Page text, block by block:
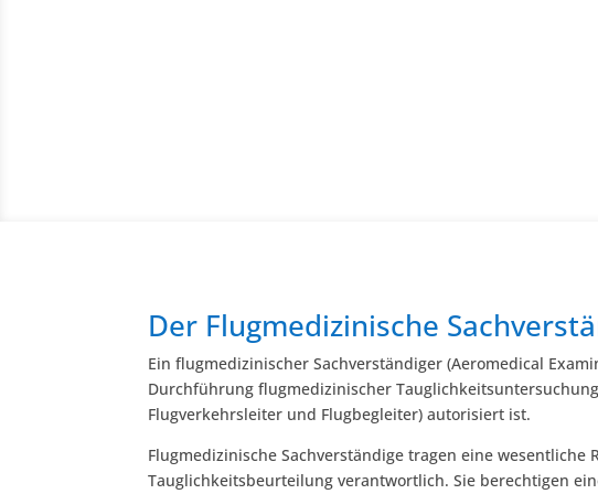
Der Flugmedizinische
Ein flugmedizinischer Sachverständiger (Aeromedical
Durchführung flugmedizinischer
Flugverkehrsleiter und Flugbegleiter) autorisiert ist.
Flugmedizinische Sachverständige tragen eine
Tauglichkeitsbeurteilung verantwortlich. Sie berechtigen